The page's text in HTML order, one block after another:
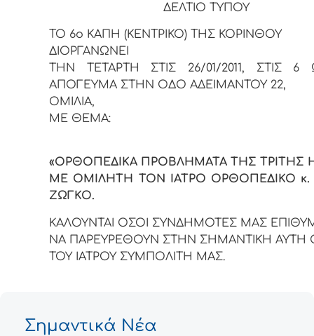
ΔΕΛΤΙΟ ΤΥΠΟΥ
ΤΟ 6o ΚΑΠΗ (ΚΕΝΤΡΙΚΟ) ΤΗΣ ΚΟΡΙΝΘΟΥ
ΔΙΟΡΓΑΝΩΝΕΙ
ΤΗΝ ΤΕΤΑΡΤΗ ΣΤΙΣ 26/01/2011, ΣΤΙΣ
ΑΠΟΓΕΥΜΑ ΣΤΗΝ ΟΔΟ ΑΔΕΙΜΑΝΤΟΥ 22,
ΟΜΙΛΙΑ,
ΜΕ ΘΕΜΑ:
«ΟΡΘΟΠΕΔΙΚΑ ΠΡΟΒΛΗΜΑΤΑ ΤΗΣ ΤΡΙΤΗΣ
ΜΕ ΟΜΙΛΗΤΗ ΤΟΝ ΙΑΤΡΟ ΟΡΘΟΠΕΔΙΚΟ κ.
ΖΩΓΚΟ.
ΚΑΛΟΥΝΤΑΙ ΟΣΟΙ ΣΥΝΔΗΜΟΤΕΣ ΜΑΣ
ΝΑ ΠΑΡΕΥΡΕΘΟΥΝ ΣΤΗΝ ΣΗΜΑΝΤΙΚΗ ΑΥΤΗ
ΤΟΥ ΙΑΤΡΟΥ ΣΥΜΠΟΛΙΤΗ ΜΑΣ.
Σημαντικά Νέα